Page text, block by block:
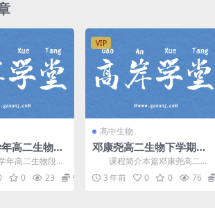
高二生物段
高二生物段瑞
盘分享高中生
... 0 23 9.9
VIP
高中生物
邓康尧高二生物下学期尖
端班直播讲课视频(寒假
+春季)
课程简介本篇邓康尧高二生
物下学期尖端班讲课视频，由作
业帮 邓康尧(昵称：邓帅...
3 年前 0 0 76